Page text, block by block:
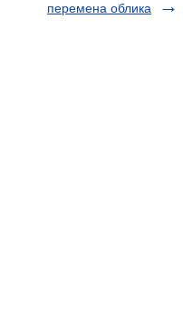
перемена облика